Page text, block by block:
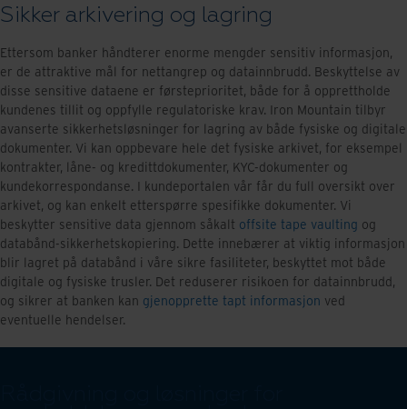
Sikker arkivering og lagring
Ettersom banker håndterer enorme mengder sensitiv informasjon,
er de attraktive mål for nettangrep og datainnbrudd. Beskyttelse av
disse sensitive dataene er førsteprioritet, både for å opprettholde
kundenes tillit og oppfylle regulatoriske krav. Iron Mountain tilbyr
avanserte sikkerhetsløsninger for lagring av både fysiske og digitale
dokumenter. Vi kan oppbevare hele det fysiske arkivet, for eksempel
kontrakter, låne- og kredittdokumenter, KYC-dokumenter og
kundekorrespondanse. I kundeportalen vår får du full oversikt over
arkivet, og kan enkelt etterspørre spesifikke dokumenter. Vi
beskytter sensitive data gjennom såkalt offsite tape vaulting og
databånd-sikkerhetskopiering. Dette innebærer at viktig informasjon
blir lagret på databånd i våre sikre fasiliteter, beskyttet mot både
digitale og fysiske trusler. Det reduserer risikoen for datainnbrudd,
og sikrer at banken kan gjenopprette tapt informasjon ved
eventuelle hendelser.